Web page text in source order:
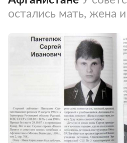
остались мать, жена